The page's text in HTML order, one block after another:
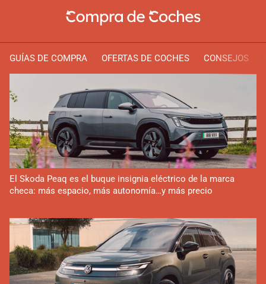
GUÍAS DE COMPRA OFERTAS DE COCHES CONSEJOS
El Skoda Peaq es el buque insignia eléctrico de la marca
checa: más espacio, más autonomía…y más precio